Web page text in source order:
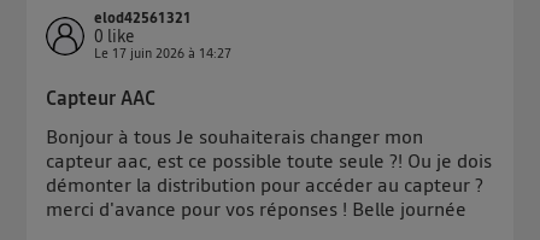
elod42561321
0 like
Le 17 juin 2026 à 14:27
Capteur AAC
Bonjour à tous Je souhaiterais changer mon
capteur aac, est ce possible toute seule ?! Ou je dois
démonter la distribution pour accéder au capteur ?
merci d'avance pour vos réponses ! Belle journée